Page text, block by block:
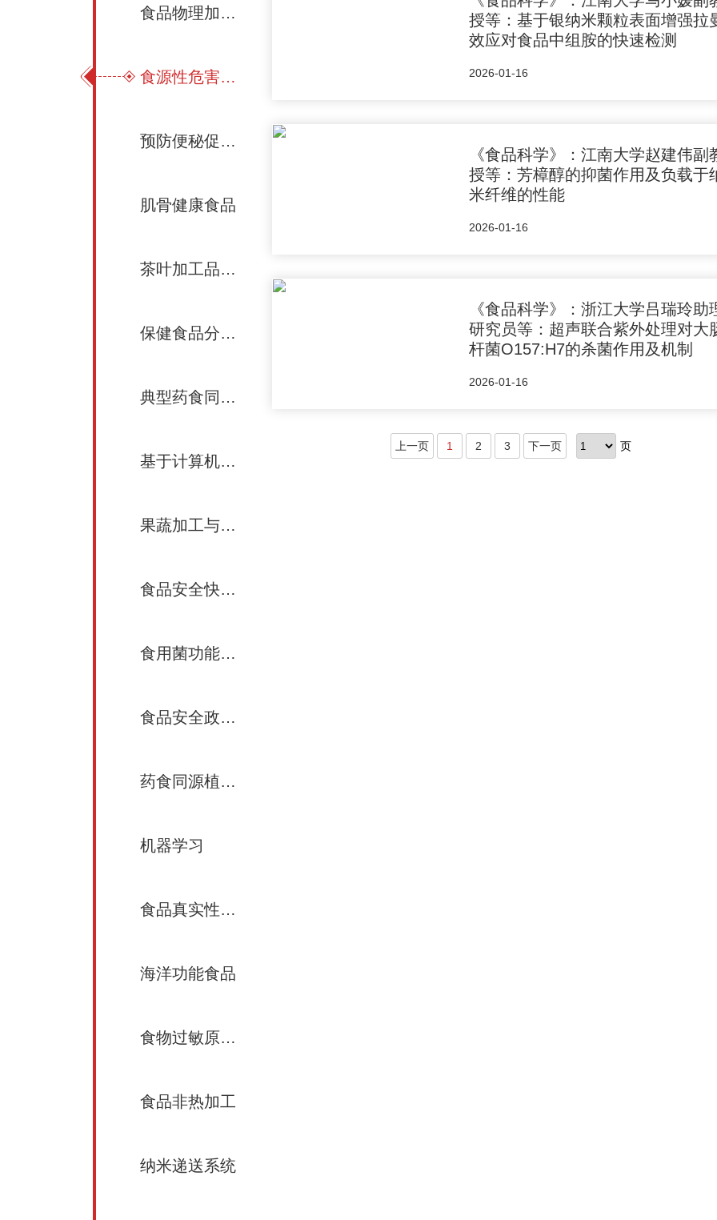
食品物理加工技术
食源性危害物防控技术
预防便秘促进肠道健康
肌骨健康食品
茶叶加工品质化学与营养健康
保健食品分析评价新方法与新技术
典型药食同源功能食品及其健康效应
基于计算机视觉和深度学习的食品检测技术
果蔬加工与营养健康
食品安全快速检测
食用菌功能多组学技术挖掘与应用
食品安全政策与法律
药食同源植物化合物与健康
机器学习
食品真实性及溯源
海洋功能食品
食物过敏原致敏性
食品非热加工
纳米递送系统
授等：基于银纳米颗粒表面增强拉
效应对食品中组胺的快速检测
2026-01-16
《食品科学》：江南大学赵建伟副
授等：芳樟醇的抑菌作用及负载于
米纤维的性能
2026-01-16
《食品科学》：浙江大学吕瑞玲助
研究员等：超声联合紫外处理对大
杆菌O157:H7的杀菌作用及机制
2026-01-16
上一页 1 2 3 下一页 页